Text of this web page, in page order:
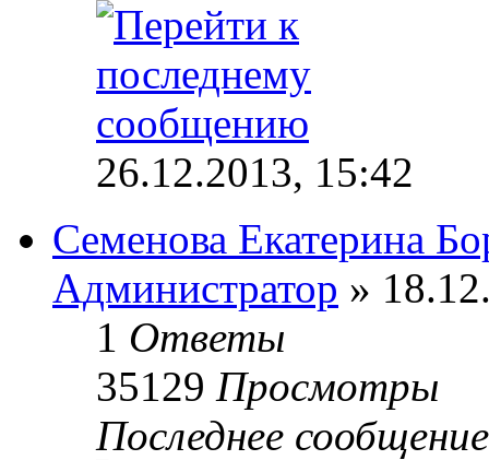
26.12.2013, 15:42
Семенова Екатерина
Администратор »
1 Ответы
35129 Просмотры
Последнее